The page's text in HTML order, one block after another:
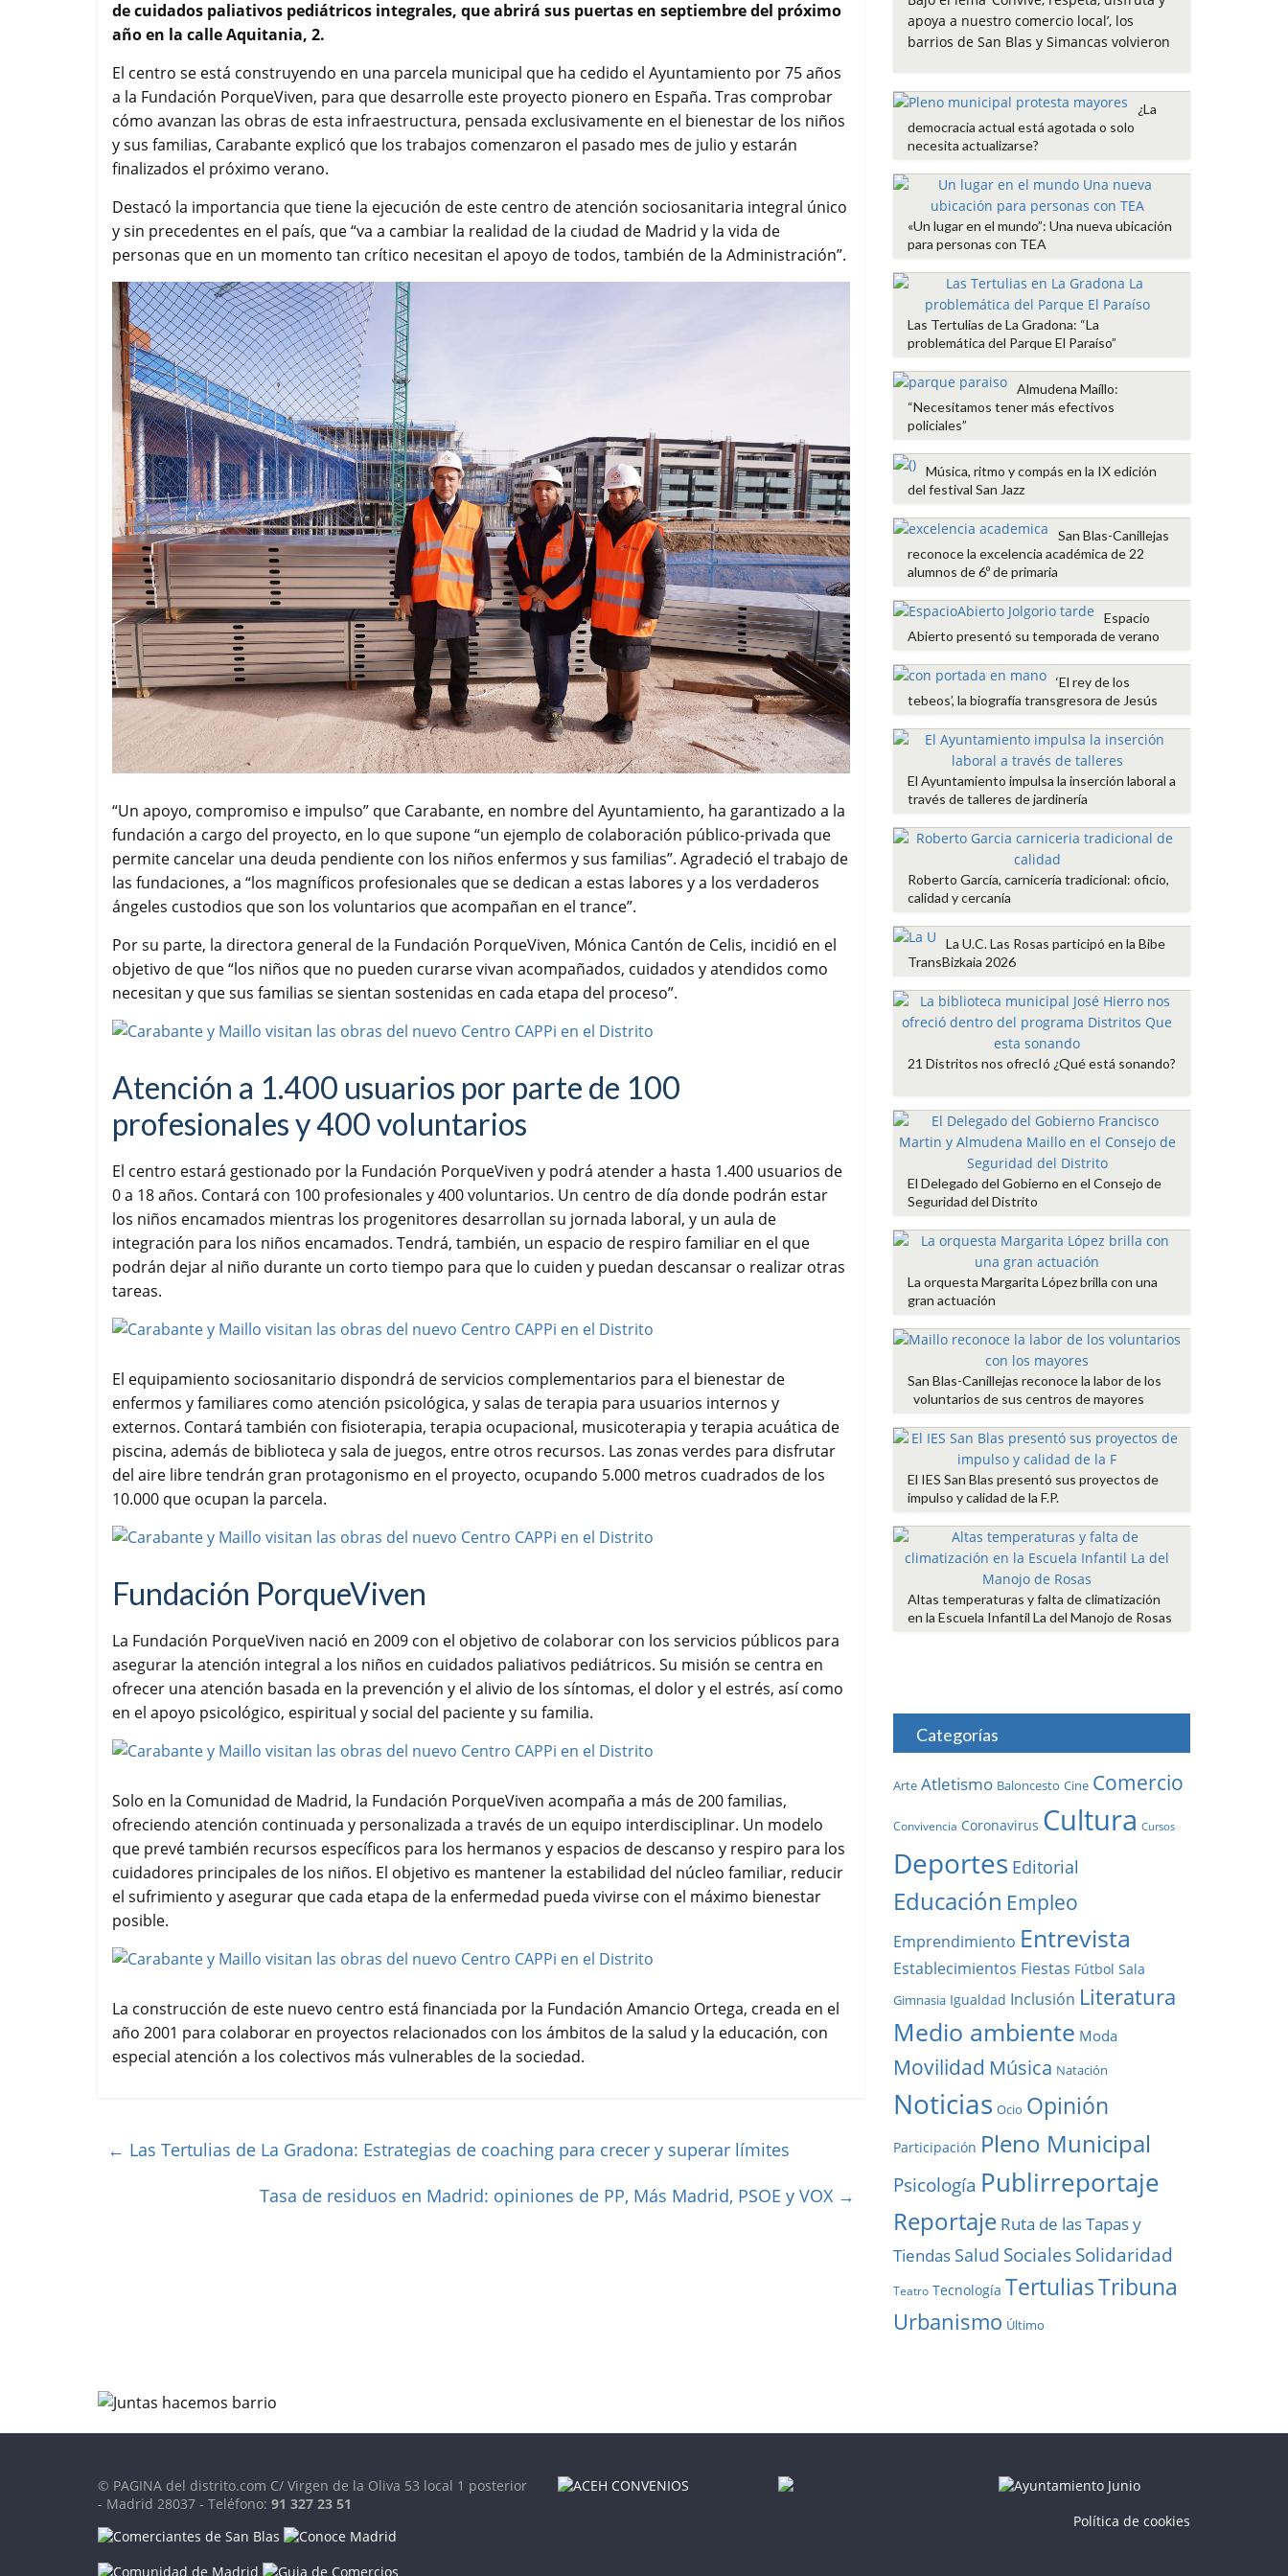
o
o
e
r
A
p
r
t
r
de cuidados paliativos pediátricos integrales, que abrirá sus puertas en septiembre del próximo
año en la calle Aquitania, 2.
El centro se está construyendo en una parcela municipal que ha cedido el Ayuntamiento por 75 años
a la Fundación PorqueViven, para que desarrolle este proyecto pionero en España. Tras comprobar
cómo avanzan las obras de esta infraestructura, pensada exclusivamente en el bienestar de los niños
y sus familias, Carabante explicó que los trabajos comenzaron el pasado mes de julio y estarán
finalizados el próximo verano.
Destacó la importancia que tiene la ejecución de este centro de atención sociosanitaria integral único
y sin precedentes en el país, que “va a cambiar la realidad de la ciudad de Madrid y la vida de
personas que en un momento tan crítico necesitan el apoyo de todos, también de la Administración”.
“Un apoyo, compromiso e impulso” que Carabante, en nombre del Ayuntamiento, ha garantizado a la
fundación a cargo del proyecto, en lo que supone “un ejemplo de colaboración público-privada que
permite cancelar una deuda pendiente con los niños enfermos y sus familias”. Agradeció el trabajo de
las fundaciones, a “los magníficos profesionales que se dedican a estas labores y a los verdaderos
ángeles custodios que son los voluntarios que acompañan en el trance”.
Por su parte, la directora general de la Fundación PorqueViven, Mónica Cantón de Celis, incidió en el
objetivo de que “los niños que no pueden curarse vivan acompañados, cuidados y atendidos como
necesitan y que sus familias se sientan sostenidas en cada etapa del proceso”.
Atención a 1.400 usuarios por parte de 100
profesionales y 400 voluntarios
El centro estará gestionado por la Fundación PorqueViven y podrá atender a hasta 1.400 usuarios de
0 a 18 años. Contará con 100 profesionales y 400 voluntarios. Un centro de día donde podrán estar
los niños encamados mientras los progenitores desarrollan su jornada laboral, y un aula de
integración para los niños encamados. Tendrá, también, un espacio de respiro familiar en el que
podrán dejar al niño durante un corto tiempo para que lo cuiden y puedan descansar o realizar otras
tareas.
El equipamiento sociosanitario dispondrá de servicios complementarios para el bienestar de
enfermos y familiares como atención psicológica, y salas de terapia para usuarios internos y
externos. Contará también con fisioterapia, terapia ocupacional, musicoterapia y terapia acuática de
piscina, además de biblioteca y sala de juegos, entre otros recursos. Las zonas verdes para disfrutar
del aire libre tendrán gran protagonismo en el proyecto, ocupando 5.000 metros cuadrados de los
10.000 que ocupan la parcela.
Fundación PorqueViven
La Fundación PorqueViven nació en 2009 con el objetivo de colaborar con los servicios públicos para
asegurar la atención integral a los niños en cuidados paliativos pediátricos. Su misión se centra en
ofrecer una atención basada en la prevención y el alivio de los síntomas, el dolor y el estrés, así como
en el apoyo psicológico, espiritual y social del paciente y su familia.
Solo en la Comunidad de Madrid, la Fundación PorqueViven acompaña a más de 200 familias,
ofreciendo atención continuada y personalizada a través de un equipo interdisciplinar. Un modelo
que prevé también recursos específicos para los hermanos y espacios de descanso y respiro para los
cuidadores principales de los niños. El objetivo es mantener la estabilidad del núcleo familiar, reducir
el sufrimiento y asegurar que cada etapa de la enfermedad pueda vivirse con el máximo bienestar
posible.
La construcción de este nuevo centro está financiada por la Fundación Amancio Ortega, creada en el
año 2001 para colaborar en proyectos relacionados con los ámbitos de la salud y la educación, con
especial atención a los colectivos más vulnerables de la sociedad.
← Las Tertulias de La Gradona: Estrategias de coaching para crecer y superar límites
Tasa de residuos en Madrid: opiniones de PP, Más Madrid, PSOE y VOX →
e
b
k
t
t
t
s
p
l
p
a
r
i
r
apoya a nuestro comercio local’, los
barrios de San Blas y Simancas volvieron
¿La
democracia actual está agotada o solo
necesita actualizarse?
«Un lugar en el mundo”: Una nueva ubicación
para personas con TEA
Las Tertulias de La Gradona: “La
problemática del Parque El Paraíso”
Almudena Maíllo:
“Necesitamos tener más efectivos
policiales”
Música, ritmo y compás en la IX edición
del festival San Jazz
San Blas-Canillejas
reconoce la excelencia académica de 22
alumnos de 6º de primaria
Espacio
Abierto presentó su temporada de verano
‘El rey de los
tebeos’, la biografía transgresora de Jesús
El Ayuntamiento impulsa la inserción laboral a
través de talleres de jardinería
Roberto García, carnicería tradicional: oficio,
calidad y cercanía
La U.C. Las Rosas participó en la Bibe
TransBizkaia 2026
21 Distritos nos ofrecIó ¿Qué está sonando?
El Delegado del Gobierno en el Consejo de
Seguridad del Distrito
La orquesta Margarita López brilla con una
gran actuación
San Blas-Canillejas reconoce la labor de los
voluntarios de sus centros de mayores
El IES San Blas presentó sus proyectos de
impulso y calidad de la F.P.
Altas temperaturas y falta de climatización
en la Escuela Infantil La del Manojo de Rosas
Categorías
Arte Atletismo Baloncesto Cine Comercio
Convivencia Coronavirus Cultura Cursos
Deportes Editorial
Educación Empleo
Emprendimiento Entrevista
Establecimientos Fiestas Fútbol Sala
Gimnasia Igualdad Inclusión Literatura
Medio ambiente Moda
Movilidad Música Natación
Noticias Ocio Opinión
Participación Pleno Municipal
Psicología Publirreportaje
Reportaje Ruta de las Tapas y
Tiendas Salud SocialesSolidaridad
Teatro Tecnología TertuliasTribuna
Urbanismo Último
© PAGINA del distrito.com C/ Virgen de la Oliva 53 local 1 posterior
- Madrid 28037 - Teléfono: 91 327 23 51
Política de cookies